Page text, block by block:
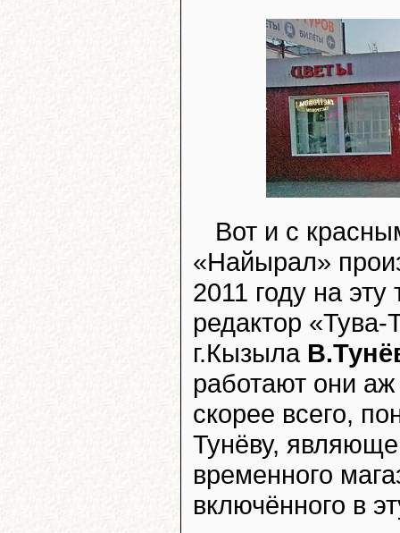
Вот и с
«Найырал»
2011 году на
редактор
г.Кызыла
работают они
скорее всего,
Тунёву,
временного
включённого в